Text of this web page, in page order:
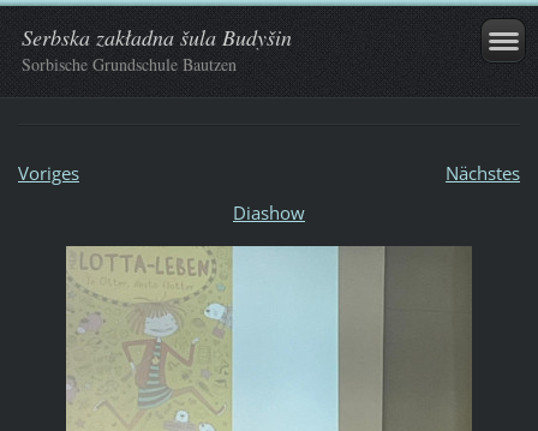
Serbska zakładna šula Budyšin
Sorbische Grundschule Bautzen
Voriges
Nächstes
Diashow